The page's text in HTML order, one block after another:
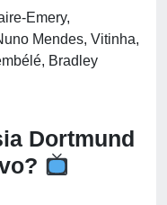
Emery,
Mendes, Vitinha,
Bradley
Dortmund